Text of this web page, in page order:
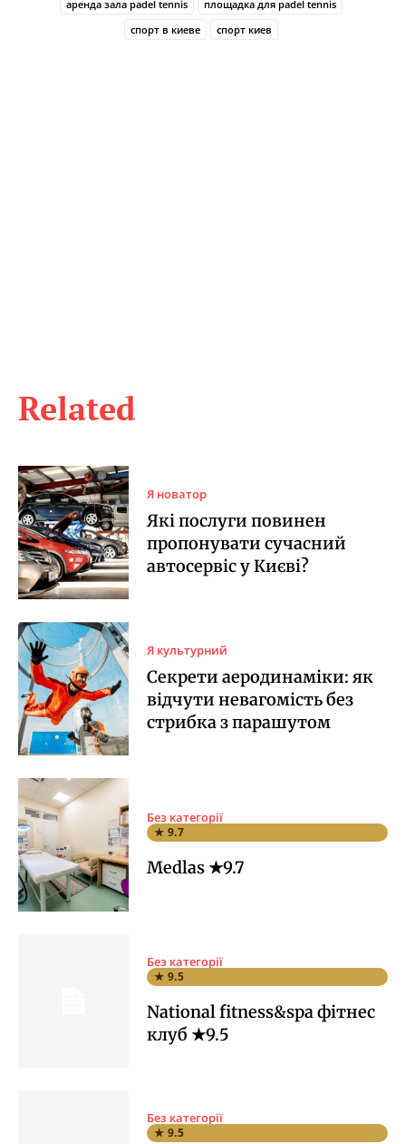
Related
Я новатор
Які послуги повинен
пропонувати сучасний
автосервіс у Києві?
Я культурний
Секрети аеродинаміки: як
відчути невагомість без
стрибка з парашутом
Без категорії
★ 9.7
Medlas ★9.7
Без категорії
★ 9.5
National fitness&spa фітнес
клуб ★9.5
Без категорії
★ 9.5
аренда зала padel tennis
площадка для padel tennis
спорт в киеве
спорт киев